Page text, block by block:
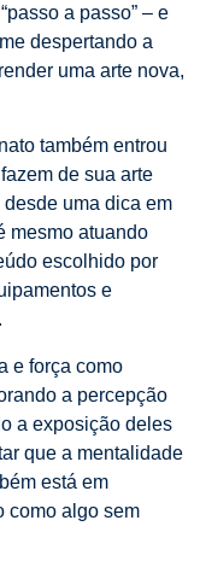
a passo” – e
despertando a
uma arte nova,
também entrou
de sua arte
uma dica em
mesmo atuando
escolhido por
e
e força como
a percepção
a exposição deles
que a mentalidade
está em
como algo sem